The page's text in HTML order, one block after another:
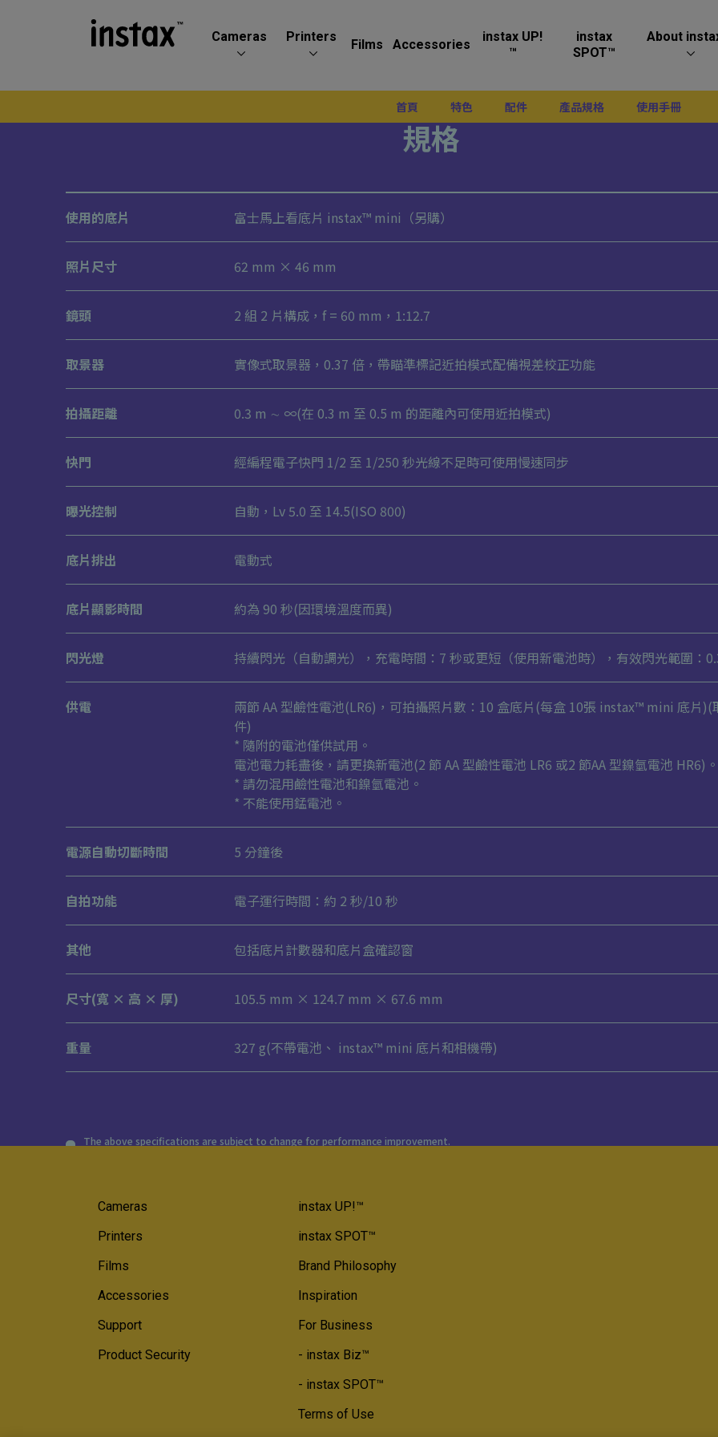
Cameras Printers
Films Accessories
instax UP!
™
instax
SPOT™
About
首頁 特色 配件 產品規格 使用手冊
規格
使用的底片 富士馬上看底片 instax™ mini（另購）
照片尺寸 62 mm × 46 mm
鏡頭 2 組 2 片構成，f = 60 mm，1:12.7
取景器 實像式取景器，0.37 倍，帶瞄準標記近拍模式配備視差校正功能
拍攝距離 0.3 m ∼ ∞(在 0.3 m 至 0.5 m 的距離內可使用近拍模式)
快門 經編程電子快門 1/2 至 1/250 秒光線不足時可使用慢速同步
曝光控制 自動，Lv 5.0 至 14.5(ISO 800)
底片排出 電動式
底片顯影時間 約為 90 秒(因環境溫度而異)
閃光燈 持續閃光（自動調光），充電時間：7 秒或更短（使用新電池時），有效閃光範圍：
供電
兩節 AA 型鹼性電池(LR6)，可拍攝照片數：10 盒底片(每盒 10張 instax™ mini 底片)(
件)
* 隨附的電池僅供試用。
電池電力耗盡後，請更換新電池(2 節 AA 型鹼性電池 LR6 或2 節AA 型鎳氫電池 HR6)。
* 請勿混用鹼性電池和鎳氫電池。
* 不能使用錳電池。
電源自動切斷時間 5 分鐘後
自拍功能 電子運行時間：約 2 秒/10 秒
其他 包括底片計數器和底片盒確認窗
尺寸(寬 × 高 × 厚) 105.5 mm × 124.7 mm × 67.6 mm
重量 327 g(不帶電池、 instax™ mini 底片和相機帶)
The above specifications are subject to change for performance improvement.
Cameras
Printers
Films
Accessories
Support
Product Security
instax UP!™
instax SPOT™
Brand Philosophy
Inspiration
For Business​
- instax Biz™
- instax SPOT™
Terms of Use